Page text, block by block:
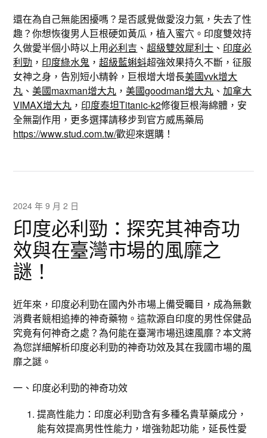
還在為自己無能困擾嗎？是否感覺做愛沒力氣，失去了性
趣？你想恢復男人巨根硬如黃瓜，植入蜜穴。印度雙效持
久做愛半個小時以上用必利吉 、超級雙效犀利士 、 印度必
利勁 ， 印度綠水鬼 ，超級藍蝌蚪超強效果持久不斷，征服
女神之身，告別短小精幹，巨根增大增長美國vvk增大
丸 、美國maxman增大丸 ，美國goodman增大丸 、加拿大
VIMAX增大丸 ， 印度泰坦Titanic-k2修復巨根海綿體，安
全無副作用，更多選擇請移步到官方威馬藥局
https://www.stud.com.tw/歡迎來選購！
2024 年 9 月 2 日
印度必利勁：探究其神奇功
效與在臺灣市場的風靡之
謎！
近年來，印度必利勁在國內外市場上備受矚目，成為無數
消費者競相追捧的神奇藥物。這款源自印度的男性保健品
究竟有何神奇之處？為何能在臺灣市場迅速風靡？本文將
為您詳細解析印度必利勁的神奇功效及其在我國市場的風
靡之謎。
一、印度必利勁的神奇功效
提高性能力：印度必利勁含有多種名貴草藥成分，
能有效提高男性性能力，增強勃起功能，延長性愛